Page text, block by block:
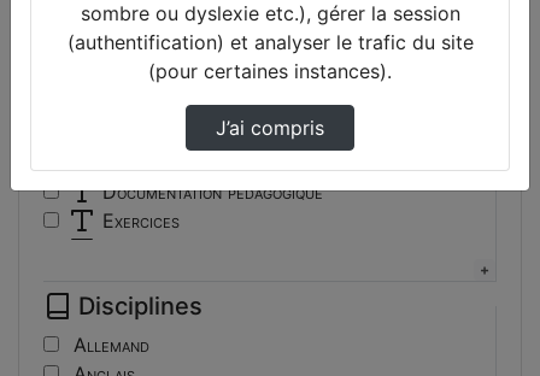
Types
Autre
Conférence
Documentation pédagogique
Exercices
Travaux d'élèves/étudiants
Tutoriel
Disciplines
Allemand
sombre ou dyslexie etc.), gérer la session
(authentification) et analyser le trafic du site
(pour certaines instances).
J’ai compris